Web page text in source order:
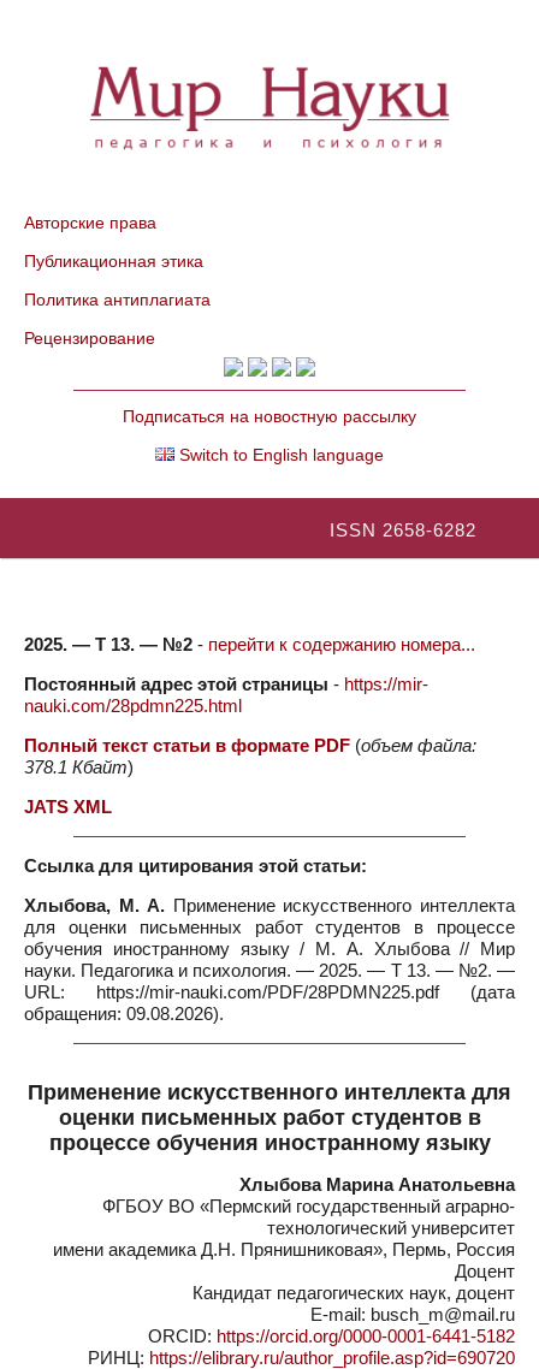
Авторские права
Публикационная этика
Политика антиплагиата
Рецензирование
Подписаться на новостную рассылку
Switch to English language
ISSN 2658-6282
2025. — Т 13. — №2 - перейти к содержанию номера...
Постоянный адрес этой страницы - https://mir-
nauki.com/28pdmn225.html
Полный текст статьи в формате PDF (объем файла:
378.1 Кбайт)
JATS XML
Ссылка для цитирования этой статьи:
Хлыбова, М. А. Применение искусственного интеллекта
для оценки письменных работ студентов в процессе
обучения иностранному языку / М. А. Хлыбова // Мир
науки. Педагогика и психология. — 2025. — Т 13. — №2. —
URL: https://mir-nauki.com/PDF/28PDMN225.pdf (дата
обращения: 09.08.2026).
Применение искусственного интеллекта для
оценки письменных работ студентов в
процессе обучения иностранному языку
Хлыбова Марина Анатольевна
ФГБОУ ВО «Пермский государственный аграрно-
технологический университет
имени академика Д.Н. Прянишниковая», Пермь, Россия
Доцент
Кандидат педагогических наук, доцент
E-mail: busch_m@mail.ru
ORCID: https://orcid.org/0000-0001-6441-5182
РИНЦ: https://elibrary.ru/author_profile.asp?id=690720